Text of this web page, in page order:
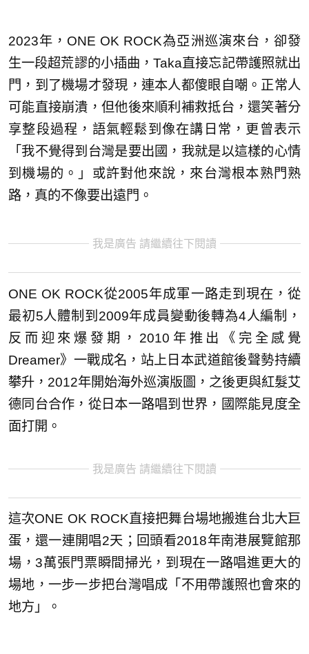
2023年，ONE OK ROCK為亞洲巡演來台，卻發
生一段超荒謬的小插曲，Taka直接忘記帶護照就出
門，到了機場才發現，連本人都傻眼自嘲。正常人
可能直接崩潰，但他後來順利補救抵台，還笑著分
享整段過程，語氣輕鬆到像在講日常，更曾表示
「我不覺得到台灣是要出國，我就是以這樣的心情
到機場的。」或許對他來說，來台灣根本熟門熟
路，真的不像要出遠門。
我是廣告 請繼續往下閱讀
ONE OK ROCK從2005年成軍一路走到現在，從
最初5人體制到2009年成員變動後轉為4人編制，
反而迎來爆發期，2010年推出《完全感覺
Dreamer》一戰成名，站上日本武道館後聲勢持續
攀升，2012年開始海外巡演版圖，之後更與紅髮艾
德同台合作，從日本一路唱到世界，國際能見度全
面打開。
我是廣告 請繼續往下閱讀
這次ONE OK ROCK直接把舞台場地搬進台北大巨
蛋，還一連開唱2天；回頭看2018年南港展覽館那
場，3萬張門票瞬間掃光，到現在一路唱進更大的
場地，一步一步把台灣唱成「不用帶護照也會來的
地方」。